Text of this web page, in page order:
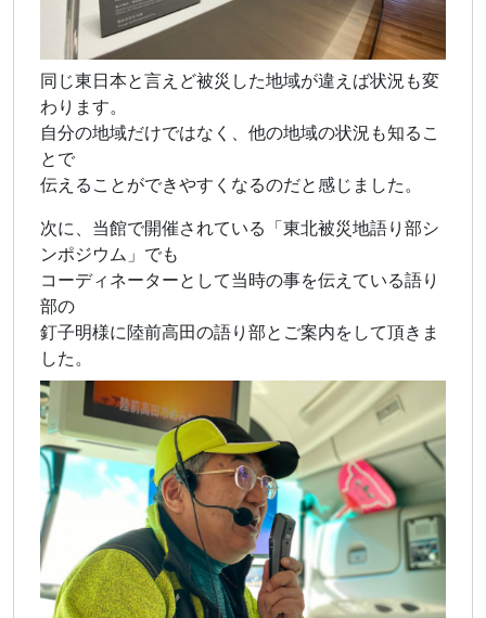
同じ東日本と言えど被災した地域が違えば状況も変
わります。
自分の地域だけではなく、他の地域の状況も知るこ
とで
伝えることができやすくなるのだと感じました。
次に、当館で開催されている「東北被災地語り部シ
ンポジウム」でも
コーディネーターとして当時の事を伝えている語り
部の
釘子明様に陸前高田の語り部とご案内をして頂きま
した。